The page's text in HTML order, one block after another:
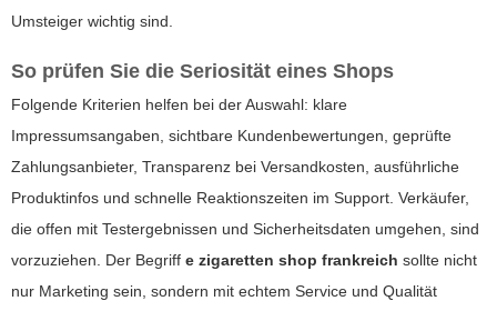
Umsteiger wichtig sind.
So prüfen Sie die Seriosität eines Shops
Folgende Kriterien helfen bei der Auswahl: klare
Impressumsangaben, sichtbare Kundenbewertungen, geprüfte
Zahlungsanbieter, Transparenz bei Versandkosten, ausführliche
Produktinfos und schnelle Reaktionszeiten im Support. Verkäufer,
die offen mit Testergebnissen und Sicherheitsdaten umgehen, sind
vorzuziehen. Der Begriff e zigaretten shop frankreich sollte nicht
nur Marketing sein, sondern mit echtem Service und Qualität